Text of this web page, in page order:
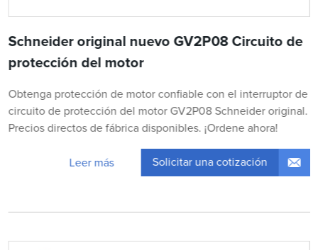
Schneider original nuevo GV2P08 Circuito de
protección del motor
Obtenga protección de motor confiable con el interruptor de
circuito de protección del motor GV2P08 Schneider original.
Precios directos de fábrica disponibles. ¡Ordene ahora!
Leer más Solicitar una cotización